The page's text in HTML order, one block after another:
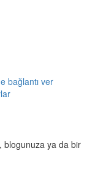
bağlantı ver
blogunuza ya da bir